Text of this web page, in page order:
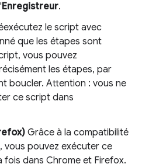
Enregistreur.
le script avec
que les étapes sont
vous pouvez
les étapes, par
boucler. Attention : vous ne
ce script dans
Grâce à la compatibilité
, vous pouvez exécuter ce
fois dans Chrome et Firefox.